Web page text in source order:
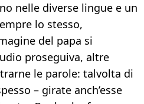
nelle diverse lingue e un
lo stesso,
del papa si
proseguiva, altre
le parole: talvolta di
– girate anch’esse